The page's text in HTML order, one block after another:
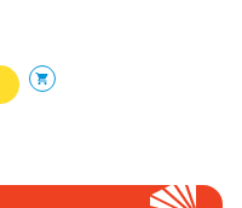
В корзину